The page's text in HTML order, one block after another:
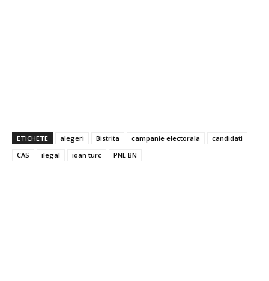
ETICHETE alegeri Bistrita campanie electorala
candidati
CAS
ilegal ioan turc PNL BN